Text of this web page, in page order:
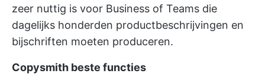
zeer nuttig is voor Business of Teams die
dagelijks honderden productbeschrijvingen en
bijschriften moeten produceren.
Copysmith beste functies